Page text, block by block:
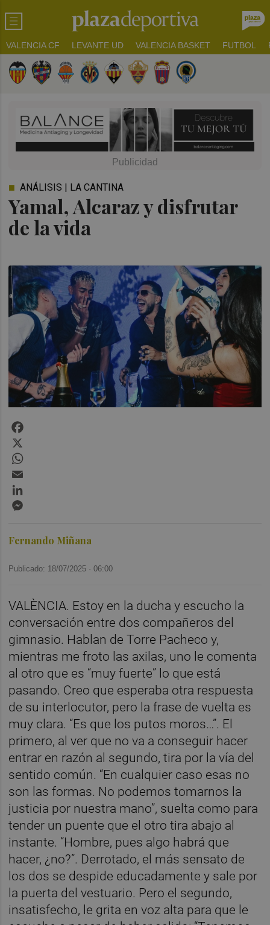
VALENCIA CF LEVANTE UD VALENCIA BASKET FUTBOL
Yamal, Alcaraz y disfrutar
de la vida
ANÁLISIS | LA CANTINA
Fernando Miñana
Publicado: 18/07/2025 ·06:00
VALÈNCIA. Estoy en la ducha y escucho la
conversación entre dos compañeros del
gimnasio. Hablan de Torre Pacheco y,
mientras me froto las axilas, uno le comenta
al otro que es “muy fuerte” lo que está
pasando. Creo que esperaba otra respuesta
de su interlocutor, pero la frase de vuelta es
muy clara. “Es que los putos moros…”. El
primero, al ver que no va a conseguir hacer
entrar en razón al segundo, tira por la vía del
sentido común. “En cualquier caso esas no
son las formas. No podemos tomarnos la
justicia por nuestra mano”, suelta como para
tender un puente que el otro tira abajo al
instante. “Hombre, pues algo habrá que
hacer, ¿no?”. Derrotado, el más sensato de
los dos se despide educadamente y sale por
la puerta del vestuario. Pero el segundo,
insatisfecho, le grita en voz alta para que le